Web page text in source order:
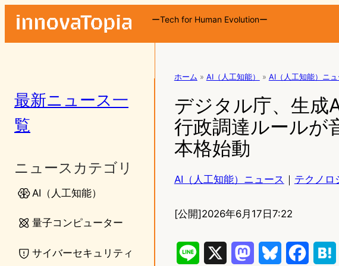
ーTech for Human Evolutionー
最新ニュース一
覧
ニュースカテゴリ
AI（人工知能）
量子コンピューター
サイバーセキュリティ
ホーム » AI（人工知能） » AI（人工知能）ニュ
デジタル庁、生成
行政調達ルールが
本格始動
AI（人工知能）ニュース ｜ テクノロ
[公開]2026年6月17日7:22